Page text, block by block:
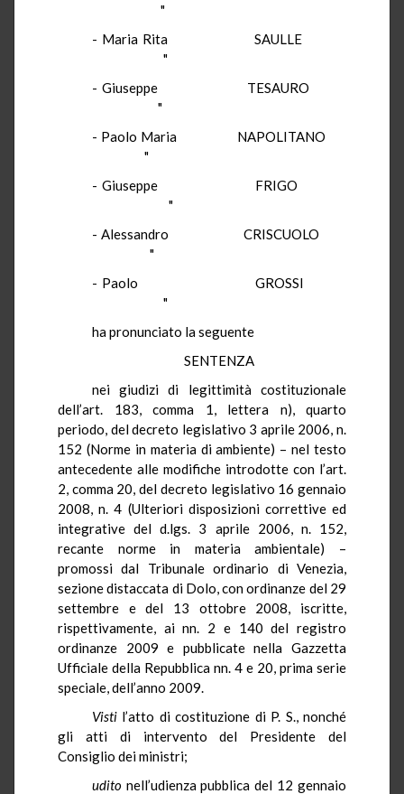
"
- Maria Rita
SAULLE
"
- Giuseppe
TESAURO
"
- Paolo Maria
NAPOLITANO
"
- Giuseppe
FRIGO
"
- Alessandro
CRISCUOLO
"
- Paolo
GROSSI
"
ha pronunciato la seguente
SENTENZA
nei giudizi di legittimità costituzionale
dell’art. 183, comma 1, lettera n), quarto
periodo, del decreto legislativo 3 aprile 2006, n.
152 (Norme in materia di ambiente) – nel testo
antecedente alle modifiche introdotte con l’art.
2, comma 20, del decreto legislativo 16 gennaio
2008, n. 4 (Ulteriori disposizioni correttive ed
integrative del d.lgs. 3 aprile 2006, n. 152,
recante norme in materia ambientale) –
promossi dal Tribunale ordinario di Venezia,
sezione distaccata di Dolo, con ordinanze del 29
settembre e del 13 ottobre 2008, iscritte,
rispettivamente, ainn. 2 e 140 del registro
ordinanze 2009 e pubblicate nella Gazzetta
Ufficiale della Repubblica nn. 4 e 20, prima serie
speciale, dell’anno 2009.
Visti l’atto di costituzione di P. S., nonché
gli atti di intervento del Presidente del
Consiglio dei ministri;
uditonell’udienza pubblica del 12 gennaio